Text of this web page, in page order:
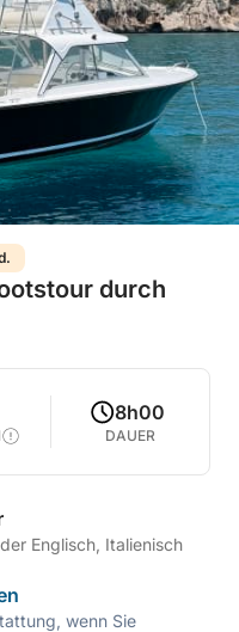
durch
8h00
DAUER
Englisch, Italienisch
wenn Sie